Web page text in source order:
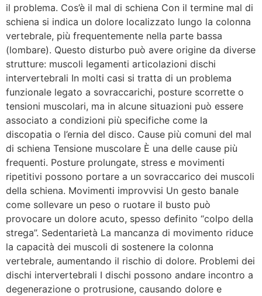
il problema. Cos’è il mal di schiena Con il termine mal di
schiena si indica un dolore localizzato lungo la colonna
vertebrale, più frequentemente nella parte bassa
(lombare). Questo disturbo può avere origine da diverse
strutture: muscoli legamenti articolazioni dischi
intervertebrali In molti casi si tratta di un problema
funzionale legato a sovraccarichi, posture scorrette o
tensioni muscolari, ma in alcune situazioni può essere
associato a condizioni più specifiche come la
discopatia o l’ernia del disco. Cause più comuni del mal
di schiena Tensione muscolare È una delle cause più
frequenti. Posture prolungate, stress e movimenti
ripetitivi possono portare a un sovraccarico dei muscoli
della schiena. Movimenti improvvisi Un gesto banale
come sollevare un peso o ruotare il busto può
provocare un dolore acuto, spesso definito “colpo della
strega”. Sedentarietà La mancanza di movimento riduce
la capacità dei muscoli di sostenere la colonna
vertebrale, aumentando il rischio di dolore. Problemi dei
dischi intervertebrali I dischi possono andare incontro a
degenerazione o protrusione, causando dolore e